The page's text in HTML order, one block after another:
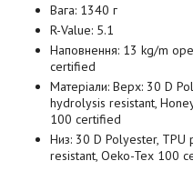
Вага: 1340 г
R-Value: 5.1
Наповнення: 13 kg/m
certified
Матеріали: Верх: 30 D
hydrolysis resistant,
100 certified
Низ: 30 D Polyester,
resistant, Oeko-Tex 100